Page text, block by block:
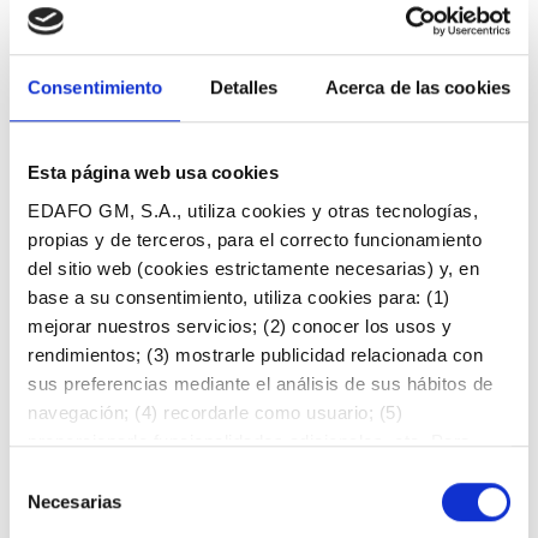
Consentimiento Detalles Acerca de las cookies
Esta página web usa cookies
EDAFO GM, S.A., utiliza cookies y otras tecnologías,
propias y de terceros, para el correcto funcionamiento
del sitio web (cookies estrictamente necesarias) y, en
base a su consentimiento, utiliza cookies para: (1)
mejorar nuestros servicios; (2) conocer los usos y
rendimientos; (3) mostrarle publicidad relacionada con
sus preferencias mediante el análisis de sus hábitos de
navegación; (4) recordarle como usuario; (5)
proporcionarle funcionalidades adicionales, etc. Para
Política de Cookies
. Puede aceptar todas las Cookies
Necesarias
la forma de produir-lo, sinó pels grans
l’erosió, segrest de carboni, bioestimulació...
Assessorament tècnic
T’assessorem tècnicament en la seva
aplicació i, si t’interessa, t’acompanyem per
proporciona.